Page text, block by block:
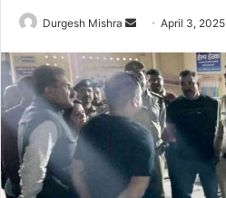
Durgesh Mishra
Send
email
April 3, 2025